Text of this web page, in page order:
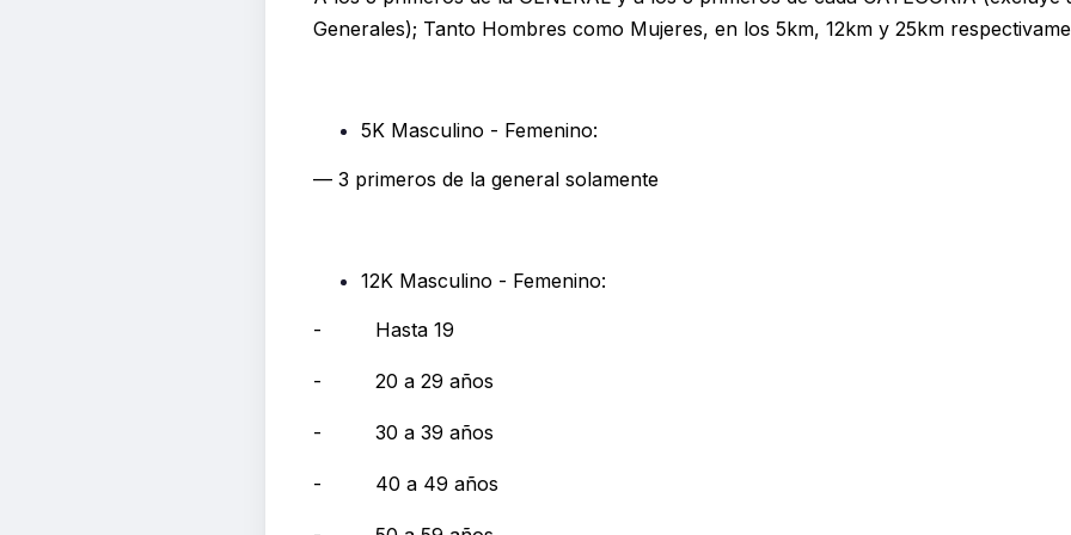
Generales); Tanto Hombres como Mujeres, en los 5km, 12km y 25km
5K Masculino - Femenino:
— 3 primeros de la general solamente
12K Masculino - Femenino:
- Hasta 19
- 20 a 29 años
- 30 a 39 años
- 40 a 49 años